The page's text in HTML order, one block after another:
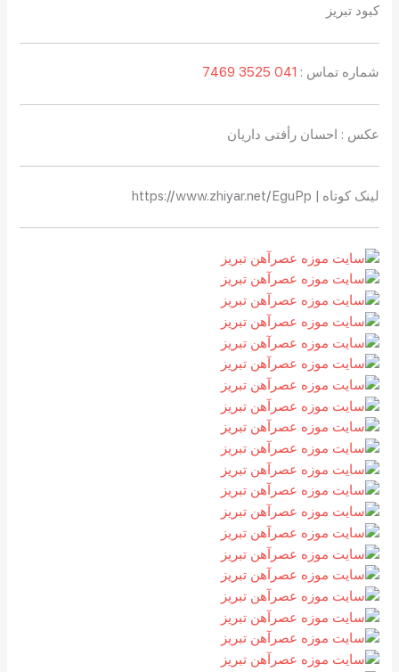
کبود تبریز
شماره تماس : 041 3525 7469
عکس : احسان رأفتی داریان
لینک کوتاه | https://www.zhiyar.net/EguPp